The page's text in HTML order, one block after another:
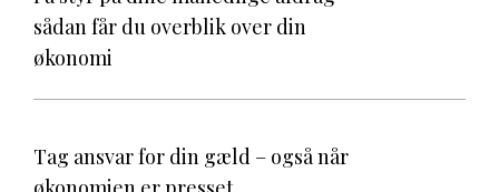
sådan får du overblik over din
økonomi
Tag ansvar for din gæld – også når